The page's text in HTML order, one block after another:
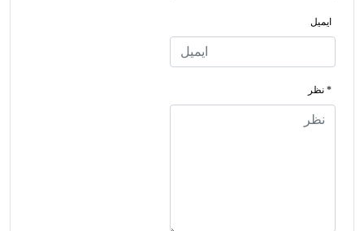
ایمیل
* نظر